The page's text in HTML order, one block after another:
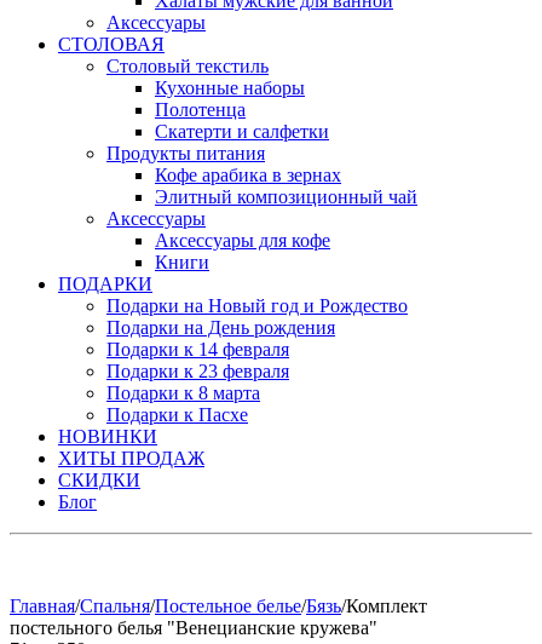
Аксессуары
СТОЛОВАЯ
Столовый текстиль
Кухонные наборы
Полотенца
Скатерти и салфетки
Продукты питания
Кофе арабика в зернах
Элитный композиционный чай
Аксессуары
Аксессуары для кофе
Книги
ПОДАРКИ
Подарки на Новый год и Рождество
Подарки на День рождения
Подарки к 14 февраля
Подарки к 23 февраля
Подарки к 8 марта
Подарки к Пасхе
НОВИНКИ
ХИТЫ ПРОДАЖ
СКИДКИ
Блог
Главная/Спальня/Постельное белье/Бязь/Комплект
постельного белья "Венецианские кружева"